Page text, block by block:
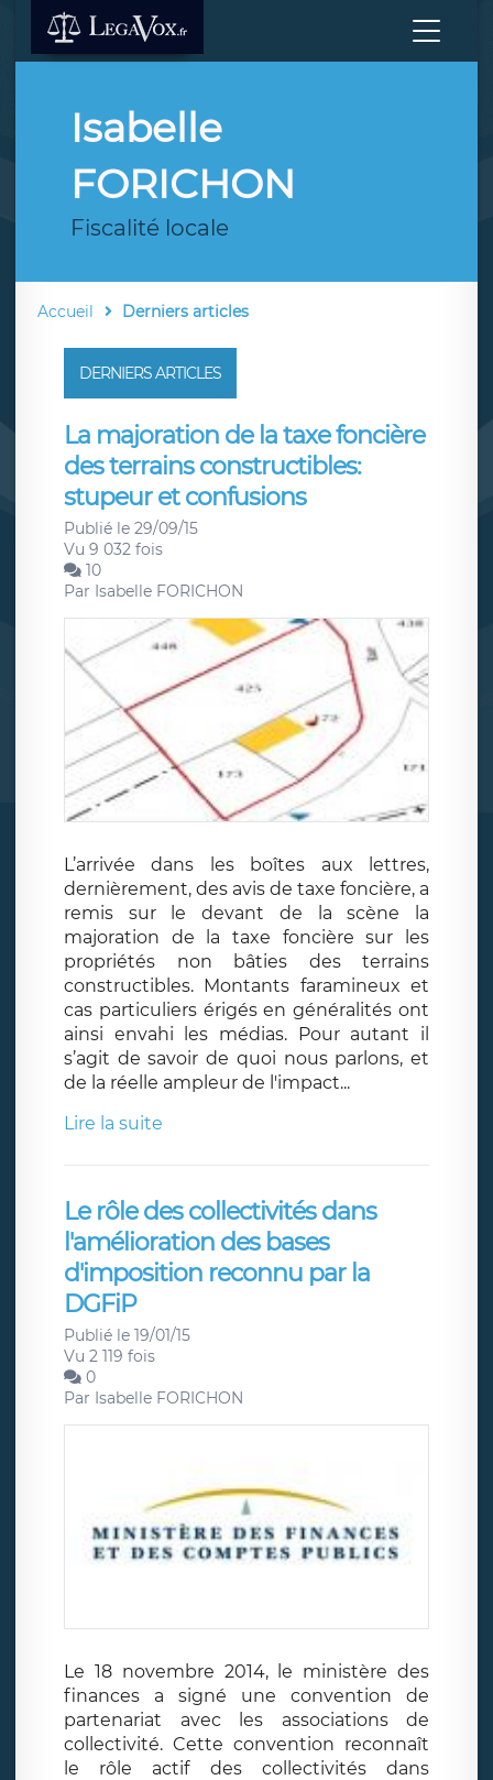
Isabelle
FORICHON
Fiscalité locale
Accueil Derniers articles
DERNIERS ARTICLES
La majoration de la taxe foncière
des terrains constructibles:
stupeur et confusions
Publié le 29/09/15
Vu 9 032 fois
10
Par Isabelle FORICHON
L’arrivée dans les boîtes aux lettres,
dernièrement, des avis de taxe foncière, a
remis sur le devant de la scène la
majoration de la taxe foncière sur les
propriétés non bâties des terrains
constructibles. Montants faramineux et
cas particuliers érigés en généralités ont
ainsi envahi les médias. Pour autant il
s’agit de savoir de quoi nous parlons, et
de la réelle ampleur de l'impact...
Lire la suite
Le rôle des collectivités dans
l'amélioration des bases
d'imposition reconnu par la
DGFiP
Publié le 19/01/15
Vu 2 119 fois
0
Par Isabelle FORICHON
Le 18 novembre 2014, le ministère des
finances a signé une convention de
partenariat avec les associations de
collectivité. Cette convention reconnaît
le rôle actif des collectivités dans